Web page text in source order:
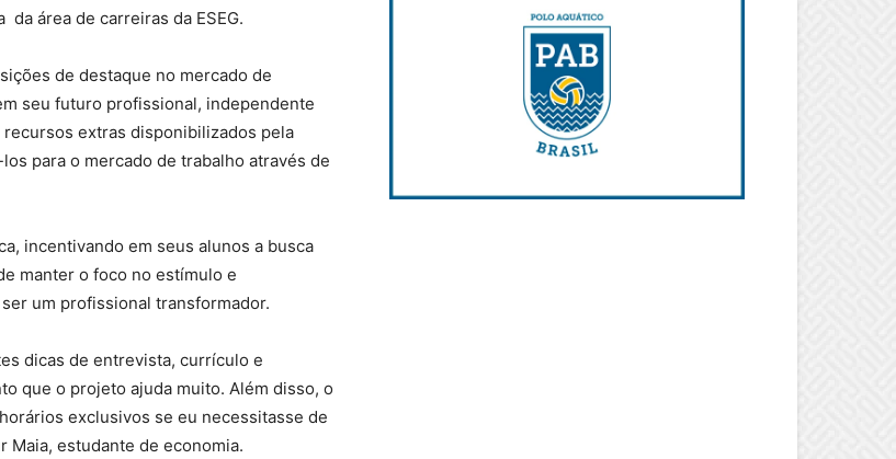
área de carreiras da ESEG.
de destaque no mercado de
seu futuro profissional, independente
extras disponibilizados pela
para o mercado de trabalho através de
incentivando em seus alunos a busca
manter o foco no estímulo e
um profissional transformador.
dicas de entrevista, currículo e
que o projeto ajuda muito. Além disso, o
exclusivos se eu necessitasse de
Maia, estudante de economia.